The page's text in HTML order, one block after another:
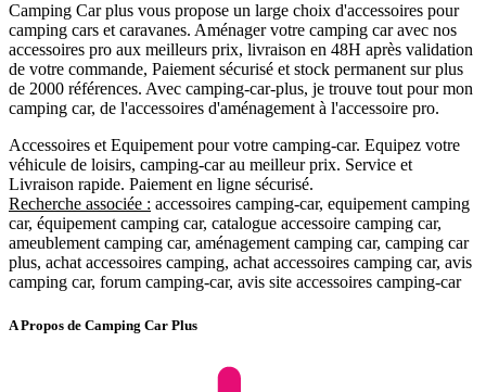
Camping Car plus vous propose un large choix d'accessoires pour
camping cars et caravanes. Aménager votre camping car avec nos
accessoires pro aux meilleurs prix, livraison en 48H après validation
de votre commande, Paiement sécurisé et stock permanent sur plus
de 2000 références. Avec camping-car-plus, je trouve tout pour mon
camping car, de l'accessoires d'aménagement à l'accessoire pro.
Accessoires et Equipement pour votre camping-car. Equipez votre
véhicule de loisirs, camping-car au meilleur prix. Service et
Livraison rapide. Paiement en ligne sécurisé.
Recherche associée : accessoires camping-car, equipement camping
car, équipement camping car, catalogue accessoire camping car,
ameublement camping car, aménagement camping car, camping car
plus, achat accessoires camping, achat accessoires camping car, avis
camping car, forum camping-car, avis site accessoires camping-car
A Propos de Camping Car Plus